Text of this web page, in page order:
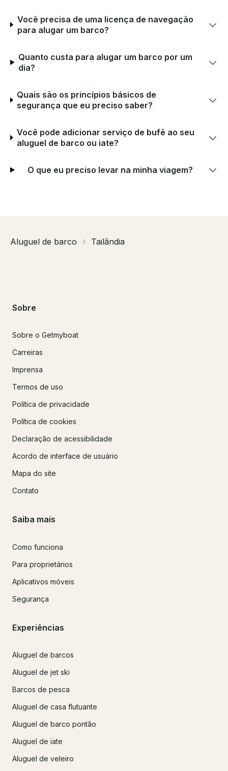
Você precisa de uma licença de navegação
para alugar um barco?
Quanto custa para alugar um barco por um
dia?
Quais são os princípios básicos de
segurança que eu preciso saber?
Você pode adicionar serviço de bufê ao seu
aluguel de barco ou iate?
O que eu preciso levar na minha viagem?
Aluguel de barco Tailândia
Sobre
Sobre o Getmyboat
Carreiras
Imprensa
Termos de uso
Política de privacidade
Política de cookies
Declaração de acessibilidade
Acordo de interface de usuário
Mapa do site
Contato
Saiba mais
Como funciona
Para proprietários
Aplicativos móveis
Segurança
Experiências
Aluguel de barcos
Aluguel de jet ski
Barcos de pesca
Aluguel de casa flutuante
Aluguel de barco pontão
Aluguel de iate
Aluguel de veleiro